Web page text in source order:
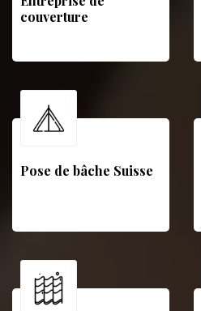
couverture
Pose de bâche Suisse